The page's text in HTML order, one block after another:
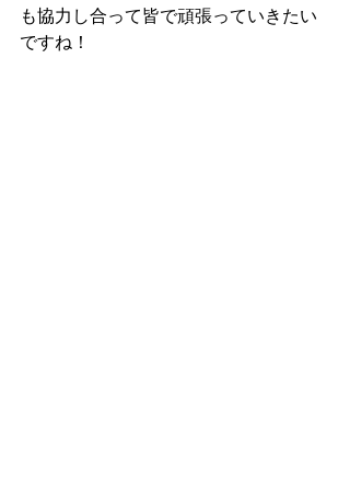
も協力し合って皆で頑張っていきたい
ですね！